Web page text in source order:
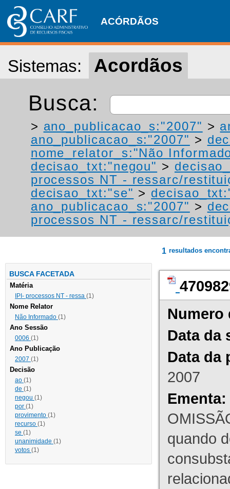
ACÓRDÃOS
Sistemas: Acordãos
Busca:
> ano_publicacao_s:"2007" >
ano_publicacao_s:"2007" >
nome_relator_s:"Não
decisao_txt:"negou" >
processos NT - ressarc/
decisao_txt:"se" >
ano_publicacao_s:"2007" >
processos NT - ressarc/
BUSCA FACETADA
Matéria
IPI- processos NT - ressa (1)
Nome Relator
Não Informado (1)
Ano Sessão
0006 (1)
Ano Publicação
2007 (1)
Decisão
ao (1)
de (1)
negou (1)
por (1)
provimento (1)
recurso (1)
se (1)
unanimidade (1)
votos (1)
1 resultados
Numero
Data da
Data da
2007
Ementa:
quando